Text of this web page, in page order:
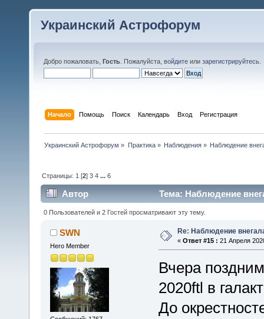
Украинский Астрофорум
Добро пожаловать, Гость . Пожалуйста, войдите или зарегистрируйтесь
Начало Помощь Поиск Календарь Вход Регистрация
Украинский Астрофорум » Практика» Наблюдения» Наблюдение
Страницы: 1 [2]3 4 ...6
Автор Тема: Наблюдение
0 Пользователей и 2 Гостей просматривают эту тему.
SWN
Hero Member
Re: Наблюдение
« Ответ #15 : 21 Апреля
Вчера
2020ftl в
До